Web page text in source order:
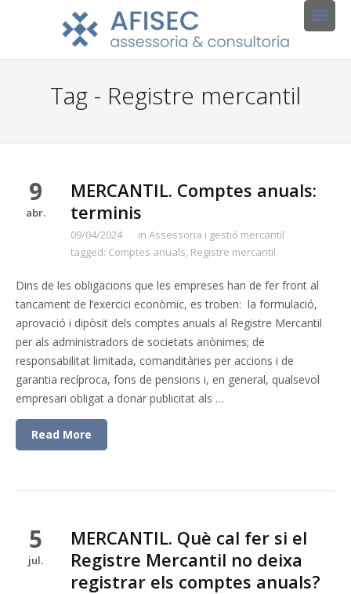
Tag - Registre mercantil
9
abr.
MERCANTIL. Comptes anuals:
terminis
09/04/2024 in Assessoria i gestió mercantil
tagged: Comptes anuals, Registre mercantil
Dins de les obligacions que les empreses han de fer front al
tancament de l’exercici econòmic, es troben: la formulació,
aprovació i dipòsit dels comptes anuals al Registre Mercantil
per als administradors de societats anònimes; de
responsabilitat limitada, comanditàries per accions i de
garantia recíproca, fons de pensions i, en general, qualsevol
empresari obligat a donar publicitat als …
Read More
5
jul.
MERCANTIL. Què cal fer si el
Registre Mercantil no deixa
registrar els comptes anuals?